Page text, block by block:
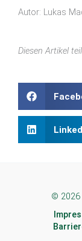
Autor: Lukas
Diesen Artikel
© 2026